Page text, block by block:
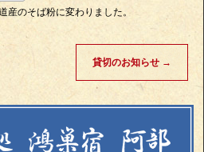
産のそば粉に変わりました。
貸切のお知らせ →